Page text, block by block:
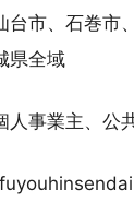
台市、石巻市
県全域
人事業主、公